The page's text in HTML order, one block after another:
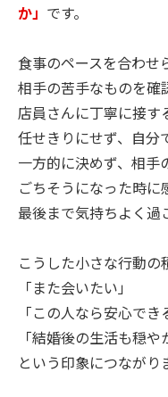
か」 です。
食事のペースを合わせ
相手の苦手なものを確
店員さんに丁寧に接す
任せきりにせず、自分
一方的に決めず、相手
ごちそうになった時に
最後まで気持ちよく過
こうした小さな行動の
「また会いたい」
「この人なら安心でき
「結婚後の生活も穏や
という印象につながり